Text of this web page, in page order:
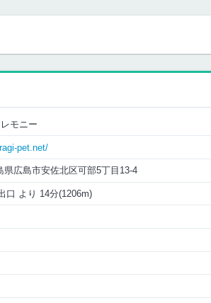
モニー
pet.net/
広島市安佐北区可部5丁目13-4
口 より 14分(1206m)